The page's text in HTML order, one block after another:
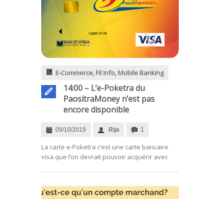
E-Commerce, Fil Info, Mobile Banking
14:00 – L’e-Poketra du
PaositraMoney n’est pas
encore disponible
09/10/2019 Rija 1
La carte e-Poketra c’est une carte bancaire
visa que l’on devrait pouvoir acquérir avec